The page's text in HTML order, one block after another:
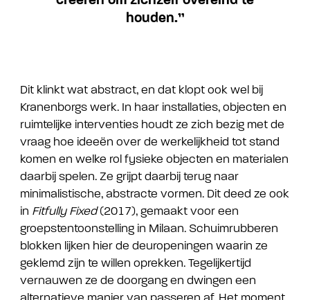
houden.”
Dit klinkt wat abstract, en dat klopt ook wel bij
Kranenborgs werk. In haar installaties, objecten en
ruimtelijke interventies houdt ze zich bezig met de
vraag hoe ideeën over de werkelijkheid tot stand
komen en welke rol fysieke objecten en materialen
daarbij spelen. Ze grijpt daarbij terug naar
minimalistische, abstracte vormen. Dit deed ze ook
in Fitfully Fixed(2017), gemaakt voor een
groepstentoonstelling in Milaan. Schuimrubberen
blokken lijken hier de deuropeningen waarin ze
geklemd zijn te willen oprekken. Tegelijkertijd
vernauwen ze de doorgang en dwingen een